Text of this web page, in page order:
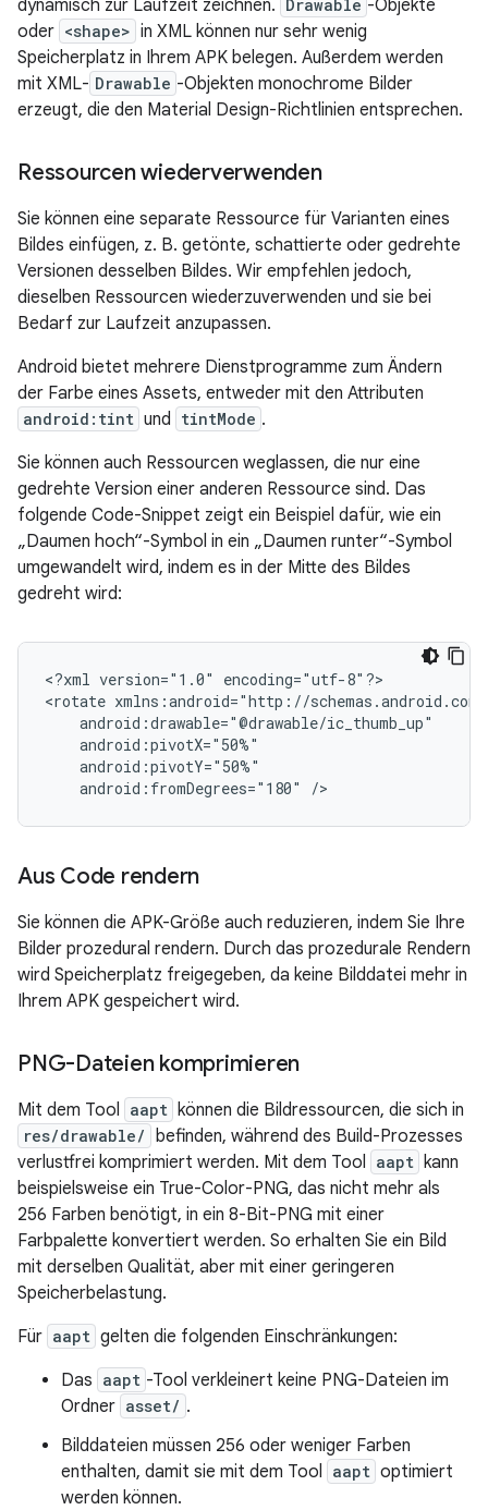
dynamisch zur Laufzeit zeichnen. Drawable -Objekte
oder <shape> in XML können nur sehr wenig
Speicherplatz in Ihrem APK belegen. Außerdem werden
mit XML- Drawable -Objekten monochrome Bilder
erzeugt, die den Material Design-Richtlinien entsprechen.
Ressourcen wiederverwenden
Sie können eine separate Ressource für Varianten eines
Bildes einfügen, z. B. getönte, schattierte oder gedrehte
Versionen desselben Bildes. Wir empfehlen jedoch,
dieselben Ressourcen wiederzuverwenden und sie bei
Bedarf zur Laufzeit anzupassen.
Android bietet mehrere Dienstprogramme zum Ändern
der Farbe eines Assets, entweder mit den Attributen
android:tint und tintMode .
Sie können auch Ressourcen weglassen, die nur eine
gedrehte Version einer anderen Ressource sind. Das
folgende Code-Snippet zeigt ein Beispiel dafür, wie ein
„Daumen hoch“-Symbol in ein „Daumen runter“-Symbol
umgewandelt wird, indem es in der Mitte des Bildes
gedreht wird:
<?xml version="1.0"
encoding="utf-8"?>
<rotate
android:fromDegrees="180"
/>
Aus Code rendern
Sie können die APK-Größe auch reduzieren, indem Sie Ihre
Bilder prozedural rendern. Durch das prozedurale Rendern
wird Speicherplatz freigegeben, da keine Bilddatei mehr in
Ihrem APK gespeichert wird.
PNG-Dateien komprimieren
Mit dem Tool aapt können die Bildressourcen, die sich in
res/drawable/ befinden, während des Build-Prozesses
verlustfrei komprimiert werden. Mit dem Tool aapt kann
beispielsweise ein True-Color-PNG, das nicht mehr als
256 Farben benötigt, in ein 8-Bit-PNG mit einer
Farbpalette konvertiert werden. So erhalten Sie ein Bild
mit derselben Qualität, aber mit einer geringeren
Speicherbelastung.
Für aapt gelten die folgenden Einschränkungen:
Das aapt -Tool verkleinert keine PNG-Dateien im
Ordner asset/ .
Bilddateien müssen 256 oder weniger Farben
enthalten, damit sie mit dem Tool aapt optimiert
werden können.